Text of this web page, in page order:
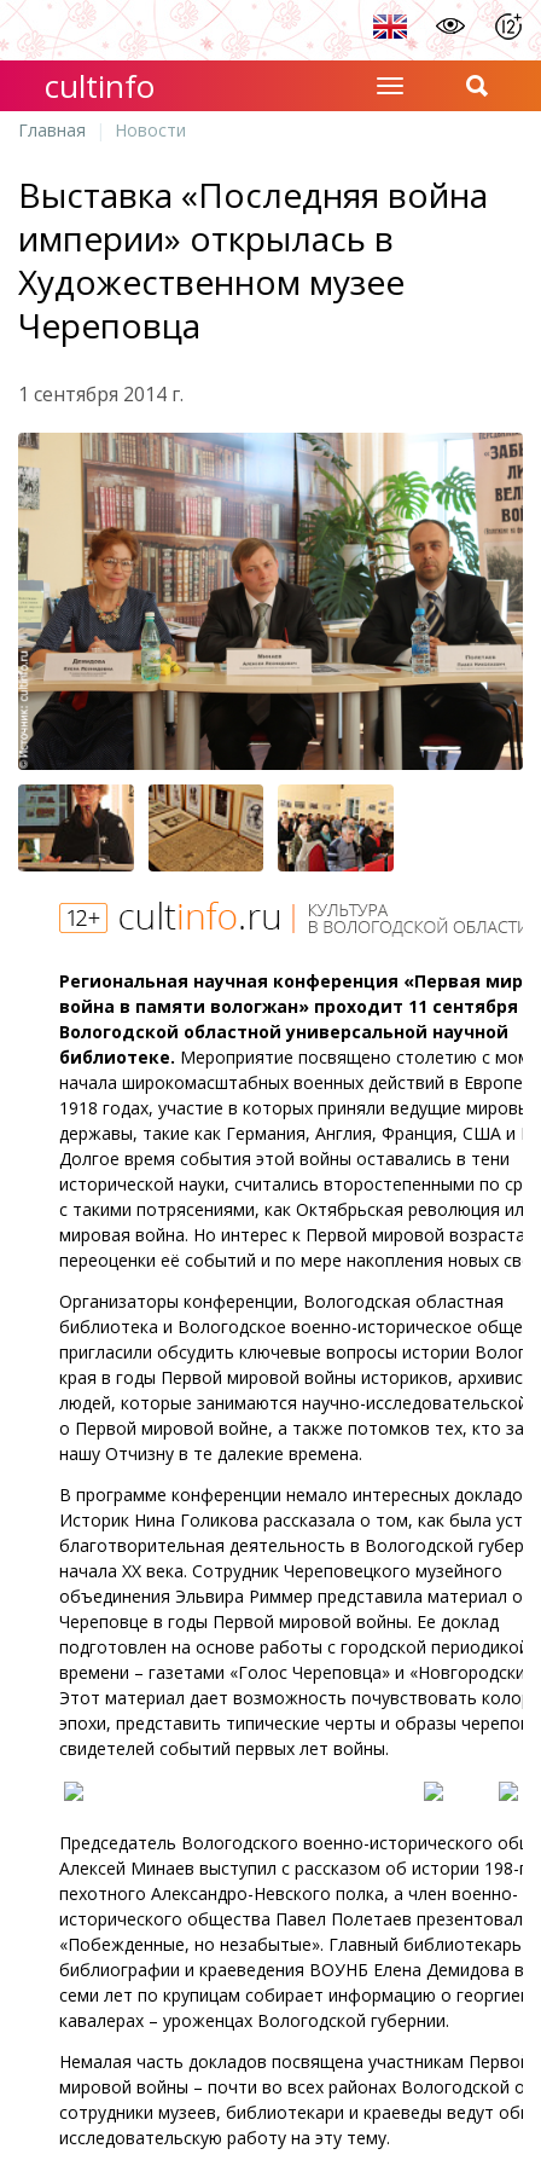
cultinfo
Главная Новости
Выставка «Последняя война
империи» открылась в
Художественном музее
Череповца
1 сентября 2014 г.
Региональная научная конференция «Первая
война в памяти вологжан» проходит 11 сентября в
Вологодской областной универсальной научной
библиотеке. Мероприятие посвящено столетию с
начала широкомасштабных военных действий в Европе в
1918 годах, участие в которых приняли ведущие мировые
державы, такие как Германия, Англия, Франция, США и
Долгое время события этой войны оставались в тени
исторической науки, считались второстепенными по
с такими потрясениями, как Октябрьская революция
мировая война. Но интерес к Первой мировой возрастал
переоценки её событий и по мере накопления новых
Организаторы конференции, Вологодская областная
библиотека и Вологодское военно-историческое
пригласили обсудить ключевые вопросы истории
края в годы Первой мировой войны историков,
людей, которые занимаются научно-исследовательской
о Первой мировой войне, а также потомков тех, кто
нашу Отчизну в те далекие времена.
В программе конференции немало интересных докладов.
Историк Нина Голикова рассказала о том, как была
благотворительная деятельность в Вологодской
начала XX века. Сотрудник Череповецкого музейного
объединения Эльвира Риммер представила материал о
Череповце в годы Первой мировой войны. Ее доклад
подготовлен на основе работы с городской периодикой
времени – газетами «Голос Череповца» и «Новгородский
Этот материал дает возможность почувствовать
эпохи, представить типические черты и образы
свидетелей событий первых лет войны.
Председатель Вологодского военно-исторического
Алексей Минаев выступил с рассказом об истории 198-го
пехотного Александро-Невского полка, а член военно-
исторического общества Павел Полетаев презентовал
«Побежденные, но незабытые». Главный библиотекарь
библиографии и краеведения ВОУНБ Елена Демидова в
семи лет по крупицам собирает информацию о
кавалерах – уроженцах Вологодской губернии.
Немалая часть докладов посвящена участникам Первой
мировой войны – почти во всех районах Вологодской
сотрудники музеев, библиотекари и краеведы ведут
исследовательскую работу на эту тему.